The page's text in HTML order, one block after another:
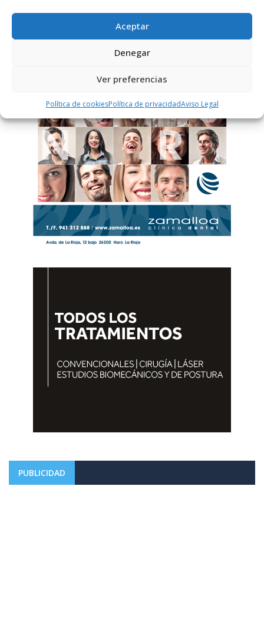
Aceptar
Denegar
Ver preferencias
Política de cookiesPolítica de privacidadAviso Legal
PUBLICIDAD
PUBLICIDAD